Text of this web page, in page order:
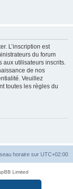
L’inscription est
du forum
utilisateurs inscrits.
de nos
Veuillez
toutes les règles du
horaire sur UTC+02:00
Limited